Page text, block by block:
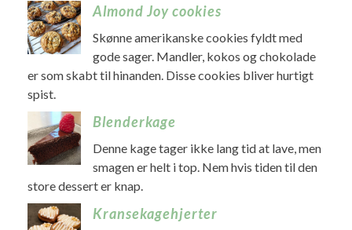
Almond Joy cookies
Skønne amerikanske cookies fyldt med
gode sager. Mandler, kokos og chokolade
er som skabt til hinanden. Disse cookies bliver hurtigt
spist.
Blenderkage
Denne kage tager ikke lang tid at lave, men
smagen er helt i top. Nem hvis tiden til den
store dessert er knap.
Kransekagehjerter